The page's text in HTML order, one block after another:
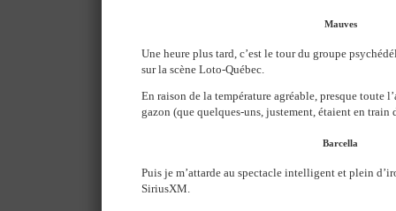
Mauves
Une heure plus tard, c’est le tour du groupe
sur la scène Loto-Québec.
En raison de la température agréable, presque toute
gazon (que quelques-uns, justement, étaient en train
Barcella
Puis je m’attarde au spectacle intelligent et plein
SiriusXM.